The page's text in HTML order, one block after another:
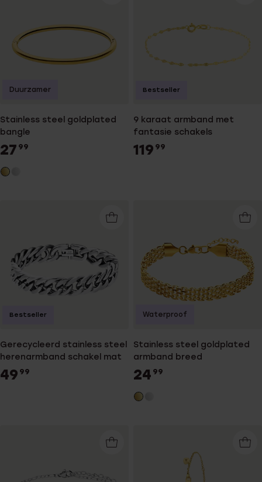
Stainless steel goldplated
bangle
27 99
Duurzamer
9 karaat armband met
fantasie schakels
119 99
Bestseller
Gerecycleerd stainless steel
herenarmband schakel mat
49 99
Bestseller
Stainless steel goldplated
armband breed
24 99
Waterproof